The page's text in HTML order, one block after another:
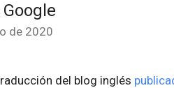
de 2020
del blog inglés